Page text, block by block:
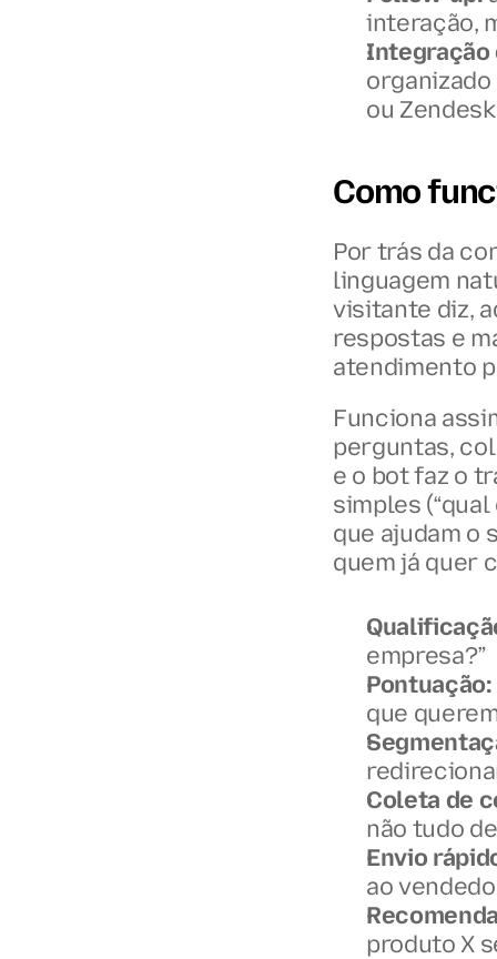
interação,
Integração
ou
Como
Por trás da
linguagem
visitante diz,
respostas e
atendimento
Funciona
perguntas,
e o bot faz o
simples
que ajudam o
quem já quer
empresa?”
Pontuação:
que
Coleta de
não tudo
Envio
ao
produto X